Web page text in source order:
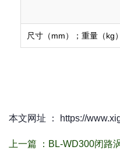
尺寸（mm）；重量（kg）
本文网址 ： https://
上一篇 ： BL-WD300闭路